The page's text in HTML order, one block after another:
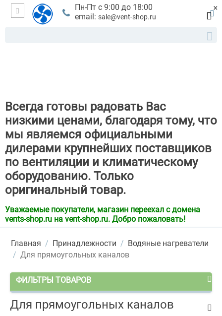
Пн-Пт с 9:00 до 18:00
email: sale@vent-shop.ru
Всегда готовы радовать Вас
низкими ценами, благодаря тому, что
мы являемся официальными
дилерами крупнейших поставщиков
по вентиляции и климатическому
оборудованию. Только
оригинальный товар.
Уважаемые покупатели, магазин переехал с домена
vents-shop.ru на vent-shop.ru. Добро пожаловать!
Главная / Принадлежности / Водяные нагреватели
/ Для прямоугольных каналов
ФИЛЬТРЫ ТОВАРОВ
Для прямоугольных каналов
×